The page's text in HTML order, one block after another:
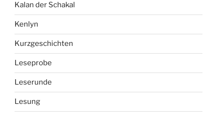
Kalan der Schakal
Kenlyn
Kurzgeschichten
Leseprobe
Leserunde
Lesung